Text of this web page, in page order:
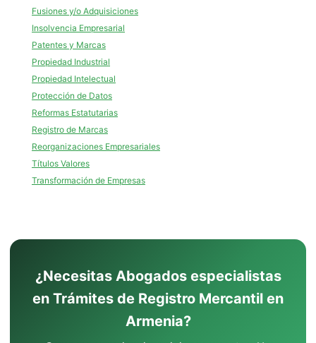
Fusiones y/o Adquisiciones
Insolvencia Empresarial
Patentes y Marcas
Propiedad Industrial
Propiedad Intelectual
Protección de Datos
Reformas Estatutarias
Registro de Marcas
Reorganizaciones Empresariales
Títulos Valores
Transformación de Empresas
¿Necesitas Abogados especialistas
en Trámites de Registro Mercantil en
Armenia?